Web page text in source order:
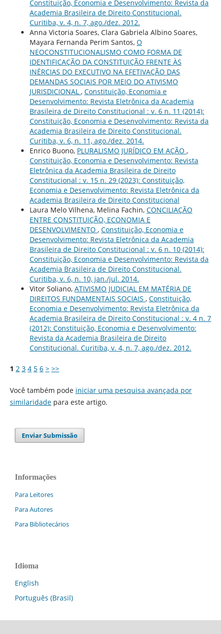
Constituição, Economia e Desenvolvimento: Revista da
Academia Brasileira de Direito Constitucional.
Curitiba, v. 4, n. 7, ago./dez. 2012.
Anna Victoria Soares, Clara Gabriela Albino Soares,
Mayara Fernanda Perim Santos, O
NEOCONSTITUCIONALISMO COMO FORMA DE
IDENTIFICAÇÃO DA CONSTITUIÇÃO FRENTE ÀS
INÉRCIAS DO EXECUTIVO NA EFETIVAÇÃO DAS
DEMANDAS SOCIAIS POR MEIO DO ATIVISMO
JURISDICIONAL , Constituição, Economia e
Desenvolvimento: Revista Eletrônica da Academia
Brasileira de Direito Constitucional : v. 6 n. 11 (2014):
Constituição, Economia e Desenvolvimento: Revista da
Academia Brasileira de Direito Constitucional.
Curitiba, v. 6, n. 11, ago./dez. 2014.
Enrico Buono, PLURALISMO JURÍDICO EM AÇÃO ,
Constituição, Economia e Desenvolvimento: Revista
Eletrônica da Academia Brasileira de Direito
Constitucional : v. 15 n. 29 (2023): Constituição,
Economia e Desenvolvimento: Revista Eletrônica da
Academia Brasileira de Direito Constitucional
Laura Melo Vilhena, Melina Fachin, CONCILIAÇÃO
ENTRE CONSTITUIÇÃO, ECONOMIA E
DESENVOLVIMENTO , Constituição, Economia e
Desenvolvimento: Revista Eletrônica da Academia
Brasileira de Direito Constitucional : v. 6 n. 10 (2014):
Constituição, Economia e Desenvolvimento: Revista da
Academia Brasileira de Direito Constitucional.
Curitiba, v. 6, n. 10, jan./jul. 2014.
Vitor Soliano, ATIVISMO JUDICIAL EM MATÉRIA DE
DIREITOS FUNDAMENTAIS SOCIAIS , Constituição,
Economia e Desenvolvimento: Revista Eletrônica da
Academia Brasileira de Direito Constitucional : v. 4 n. 7
(2012): Constituição, Economia e Desenvolvimento:
Revista da Academia Brasileira de Direito
Constitucional. Curitiba, v. 4, n. 7, ago./dez. 2012.
1 2 3 4 5 6 > >>
Você também pode iniciar uma pesquisa avançada por
similaridadepara este artigo.
Enviar Submissão
Informações
Para Leitores
Para Autores
Para Bibliotecários
Idioma
English
Português (Brasil)